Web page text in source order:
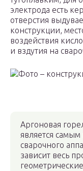
электрода есть
отверстия
конструкции,
воздействия
и вздутия на
Фото –
Аргоновая
является
сварочного
зависит весь